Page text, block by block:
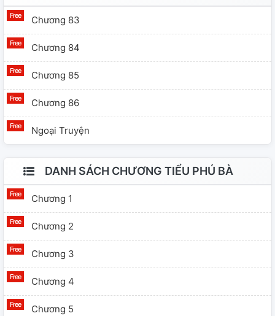
Chương 83
Chương 84
Chương 85
Chương 86
Ngoại Truyện
DANH SÁCH CHƯƠNG TIỂU PHÚ BÀ
Chương 1
Chương 2
Chương 3
Chương 4
Chương 5